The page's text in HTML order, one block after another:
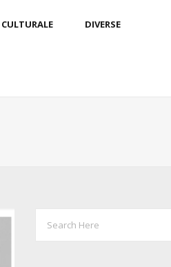
CULTURALE DIVERSE